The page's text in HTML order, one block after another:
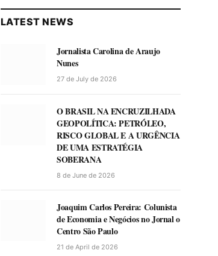
LATEST NEWS
Jornalista Carolina de Araujo
Nunes
27 de July de 2026
O BRASIL NA ENCRUZILHADA
GEOPOLÍTICA: PETRÓLEO,
RISCO GLOBAL E A URGÊNCIA
DE UMA ESTRATÉGIA
SOBERANA
8 de June de 2026
Joaquim Carlos Pereira: Colunista
de Economia e Negócios no Jornal o
Centro São Paulo
21 de April de 2026